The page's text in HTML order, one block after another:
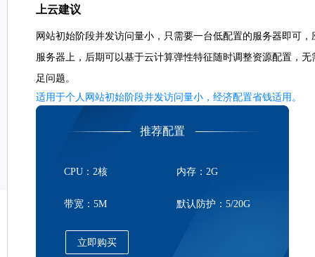
上云建议
网站初始阶段并发访问量小，只需要一台低配置的服务器即可
服务器上，后期可以基于云计算弹性特征随时调整资源配置，
足问题。
适用于个人网站初始阶段并发访问量小，经济配置省钱适用。
推荐配置
CPU：2核 内存：2G
带宽：5M 默认防护：5/20G
立即购买